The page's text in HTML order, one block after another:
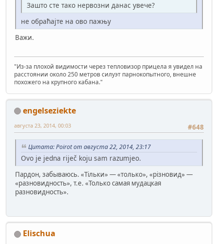
Зашто сте тако нервозни данас увече?
не обраћајте на ово пажњу
Важи.
"Из-за плохой видимости через тепловизор прицела я увидел на
расстоянии около 250 метров силуэт парнокопытного, внешне
похожего на крупного кабана."
engelseziekte
#648
августа 23, 2014, 00:03
Цитата: Poirot от августа 22, 2014, 23:17
Ovo je jedna riječ koju sam razumjeo.
Пардон, забываюсь. «Тільки» — «только», «різновид» —
«разновидность», т.е. «Только самая мудацкая
разновидность».
Elischua